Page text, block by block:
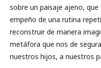
sobre un paisaje ajeno,
empeño de una rutina
reconstruir de manera
metáfora que nos de
nuestros hijos, a nuestros